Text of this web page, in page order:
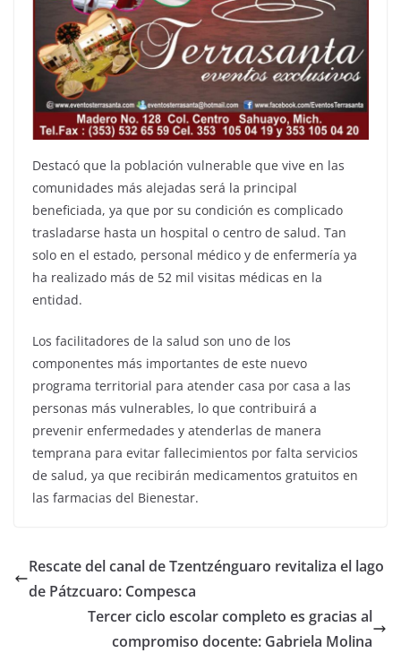
Destacó que la población vulnerable que vive en las
comunidades más alejadas será la principal
beneficiada, ya que por su condición es complicado
trasladarse hasta un hospital o centro de salud. Tan
solo en el estado, personal médico y de enfermería ya
ha realizado más de 52 mil visitas médicas en la
entidad.
Los facilitadores de la salud son uno de los
componentes más importantes de este nuevo
programa territorial para atender casa por casa a las
personas más vulnerables, lo que contribuirá a
prevenir enfermedades y atenderlas de manera
temprana para evitar fallecimientos por falta servicios
de salud, ya que recibirán medicamentos gratuitos en
las farmacias del Bienestar.
Rescate del canal de Tzentzénguaro revitaliza el lago
de Pátzcuaro: Compesca
Tercer ciclo escolar completo es gracias al
compromiso docente: Gabriela Molina